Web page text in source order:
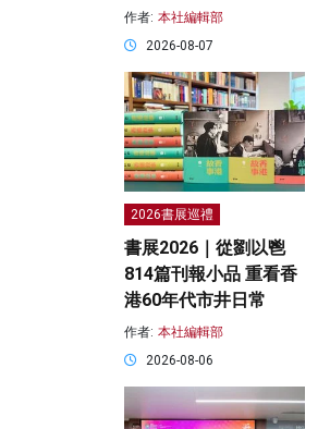
作者: 本社編輯部
2026-08-07
2026書展巡禮
書展2026｜從劉以鬯
814篇刊報小品 重看香
港60年代市井日常
作者: 本社編輯部
2026-08-06